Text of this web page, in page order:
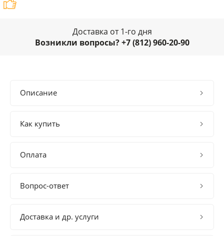
Доставка от 1-го дня
Возникли вопросы? +7 (812) 960-20-90
Описание
Как купить
Оплата
Вопрос-ответ
Доставка и др. услуги